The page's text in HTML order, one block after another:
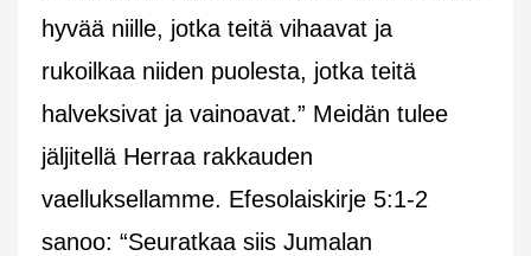
hyvää niille, jotka teitä vihaavat ja
rukoilkaa niiden puolesta, jotka teitä
halveksivat ja vainoavat.” Meidän tulee
jäljitellä Herraa rakkauden
vaelluksellamme. Efesolaiskirje 5:1-2
sanoo: “Seuratkaa siis Jumalan